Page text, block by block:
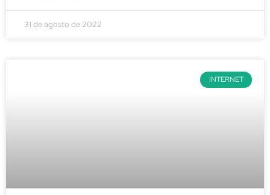
31 de agosto de 2022
INTERNET